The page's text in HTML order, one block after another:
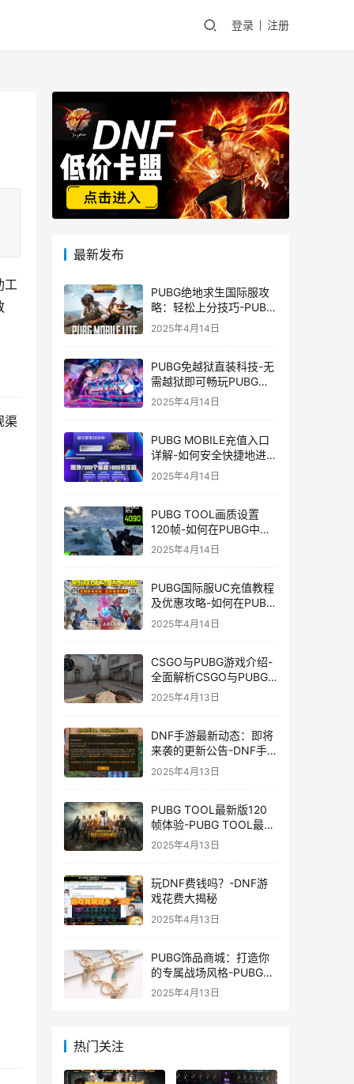
登录 注册
工
渠
最新发布
PUBG绝地求生国际服攻
略：轻松上分技巧-PUBG
绝地求生国际服新手入门
2025年4月14日
PUBG免越狱直装科技-无
需越狱即可畅玩PUBG的
安装技巧
2025年4月14日
PUBG MOBILE充值入口
详解-如何安全快捷地进行
PUBG MOBILE充值
2025年4月14日
PUBG TOOL画质设置
120帧-如何在PUBG中使
用PUBG TOOL实现120
2025年4月14日
PUBG国际服UC充值教程
及优惠攻略-如何在PUBG
国际服中进行高效且安全
的UC充值
2025年4月14日
CSGO与PUBG游戏介绍-
全面解析CSGO与PUBG
这两款热门射击游戏
2025年4月13日
DNF手游最新动态：即将
来袭的更新公告-DNF手
游最新消息与更新时间表
2025年4月13日
PUBG TOOL最新版120
帧体验-PUBG TOOL最新
版120帧游戏体验优化
2025年4月13日
玩DNF费钱吗？-DNF游
戏花费大揭秘
2025年4月13日
PUBG饰品商城：打造你
的专属战场风格-PUBG游
戏内饰品购买指南
2025年4月13日
热门关注